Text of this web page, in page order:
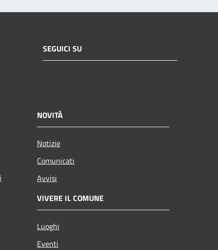
SEGUICI SU
NOVITÀ
Notizie
Comunicati
Avvisi
VIVERE IL COMUNE
Luoghi
Eventi